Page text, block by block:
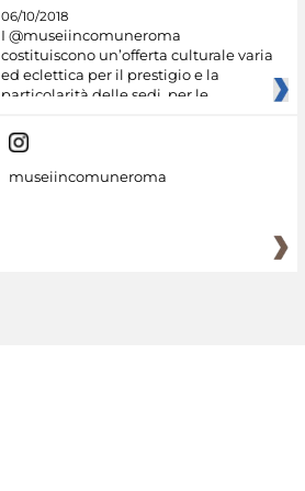
06/10/2018
I @museiincomuneroma
costituiscono un’offerta culturale varia
ed eclettica per il prestigio e la
particolarità delle sedi, per le
museiincomuneroma